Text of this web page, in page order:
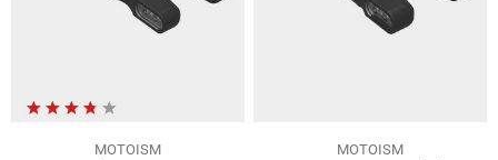
MOTOISM
MOTOISM